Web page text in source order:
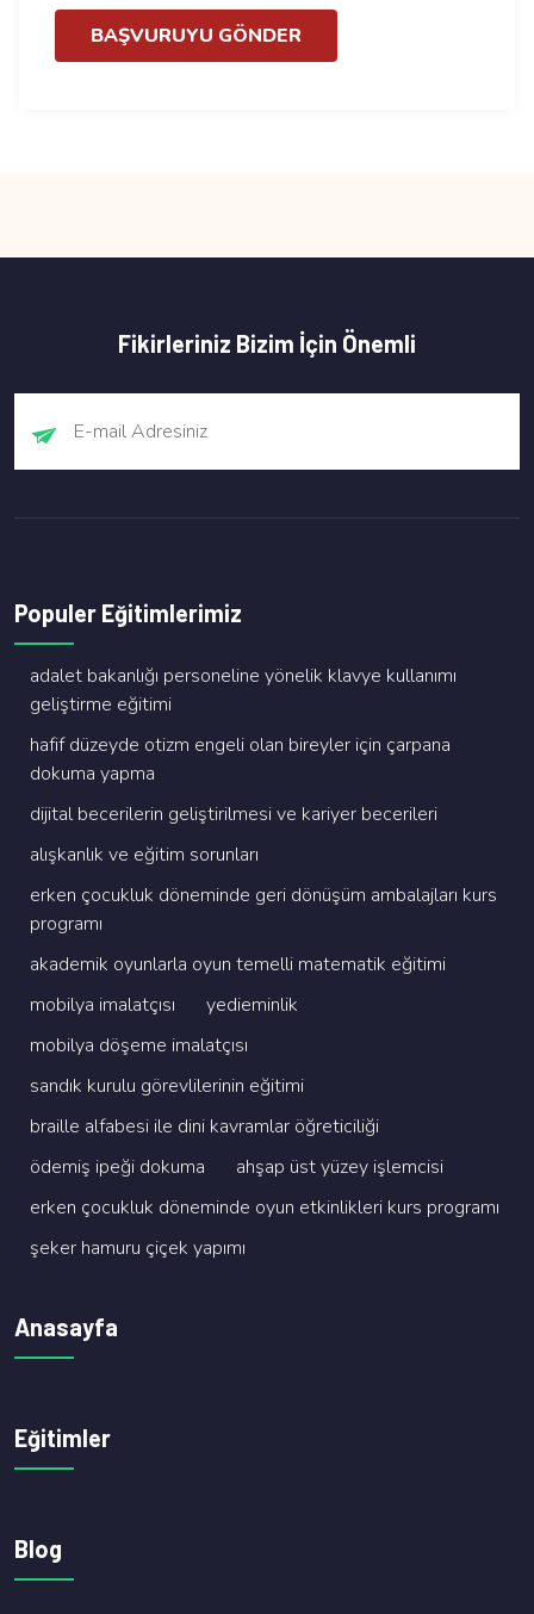
BAŞVURUYU GÖNDER
Fikirleriniz Bizim İçin Önemli
Populer Eğitimlerimiz
adalet bakanliği personeli̇ne yöneli̇k klavye kullanimi
geli̇şti̇rme eği̇ti̇mi̇
hafi̇f düzeyde oti̇zm engeli̇ olan bi̇reyler i̇çi̇n çarpana
dokuma yapma
di̇ji̇tal beceri̇leri̇n geli̇şti̇ri̇lmesi̇ ve kari̇yer beceri̇leri̇
alişkanlik ve eği̇ti̇m sorunlari
erken çocukluk dönemi̇nde geri̇ dönüşüm ambalajlari kurs
programi
akademi̇k oyunlarla oyun temelli̇ matemati̇k eği̇ti̇mi̇
mobi̇lya i̇malatçisi
yedi̇emi̇nli̇k
mobi̇lya döşeme i̇malatçisi
sandik kurulu görevli̇leri̇ni̇n eği̇ti̇mi̇
brai̇lle alfabesi̇ i̇le di̇ni̇ kavramlar öğreti̇ci̇li̇ği̇
ödemi̇ş i̇peği̇ dokuma
ahşap üst yüzey i̇şlemci̇si̇
erken çocukluk dönemi̇nde oyun etki̇nli̇kleri̇ kurs programi
şeker hamuru çi̇çek yapimi
Anasayfa
Eğitimler
Blog